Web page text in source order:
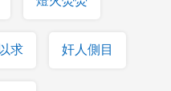
求 奸人側目